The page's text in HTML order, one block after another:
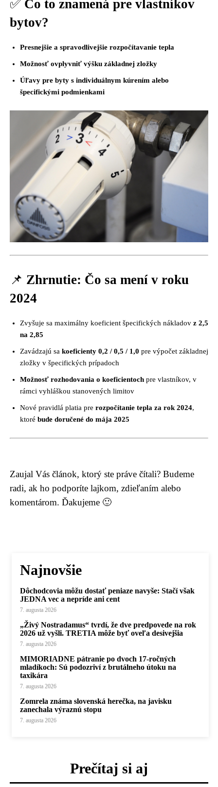
✅ Čo to znamená pre vlastníkov
bytov?
Presnejšie a spravodlivejšie rozpočítavanie tepla
Možnosť ovplyvniť výšku základnej zložky
Úľavy pre byty s individuálnym kúrením alebo
špecifickými podmienkami
📌 Zhrnutie: Čo sa mení v roku
2024
Zvyšuje sa maximálny koeficient špecifických nákladov z 2,5
na 2,85
Zavádzajú sa koeficienty 0,2 / 0,5 / 1,0 pre výpočet základnej
zložky v špecifických prípadoch
Možnosť rozhodovania o koeficientoch pre vlastníkov, v
rámci vyhláškou stanovených limitov
Nové pravidlá platia pre rozpočítanie tepla za rok 2024,
ktoré bude doručené do mája 2025
Zaujal Vás článok, ktorý ste práve čítali? Budeme
radi, ak ho podporíte lajkom, zdieľaním alebo
komentárom. Ďakujeme 🙂
Najnovšie
Dôchodcovia môžu dostať peniaze navyše: Stačí však
JEDNA vec a nepríde ani cent
7. augusta 2026
„Živý Nostradamus“ tvrdí, že dve predpovede na rok
2026 už vyšli. TRETIA môže byť oveľa desivejšia
7. augusta 2026
MIMORIADNE pátranie po dvoch 17-ročných
mladíkoch: Sú podozriví z brutálneho útoku na
taxikára
7. augusta 2026
Zomrela známa slovenská herečka, na javisku
zanechala výraznú stopu
7. augusta 2026
Prečítaj si aj